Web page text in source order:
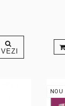
VEZI
NOU